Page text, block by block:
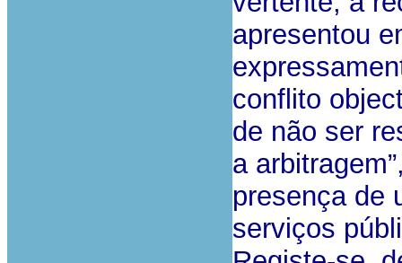
apresentou
conflito
de não ser
a
presença de
serviços